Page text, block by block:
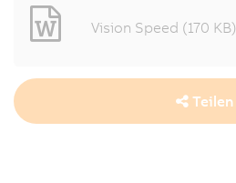
Vision Speed (170 KB)
Teilen